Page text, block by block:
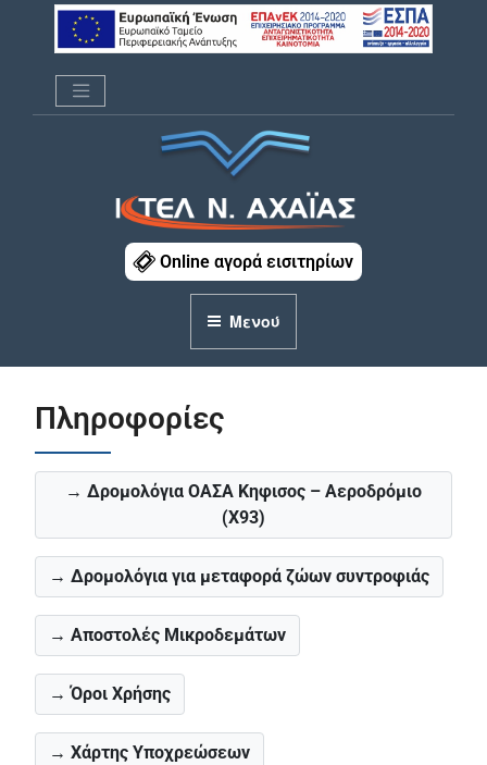
Μετάβαση
ΚΤΕΛ Ν. ΑΧΑΪΑΣOnline αγορά εισιτηρίων
Μενού
Πληροφορίες
→ Δρομολόγια ΟΑΣΑ Κηφισος – Αεροδρόμιο
(X93)
→ Δρομολόγια για μεταφορά ζώων συντροφιάς
→ Αποστολές Μικροδεμάτων
→ Όροι Χρήσης
→ Χάρτης Υποχρεώσεων